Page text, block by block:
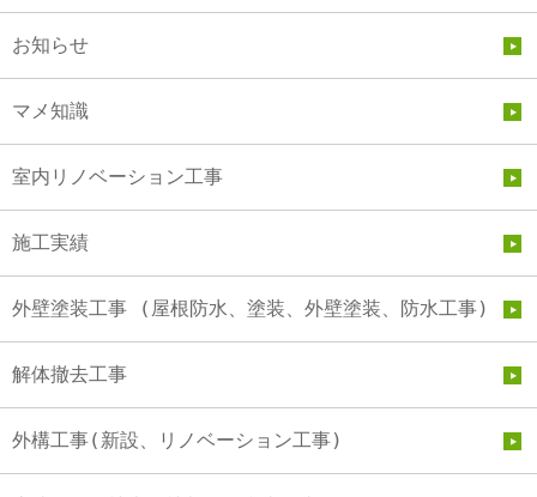
お知らせ
マメ知識
室内リノベーション工事
施工実績
外壁塗装工事 (屋根防水、塗装、外壁塗装、防水工事)
解体撤去工事
外構工事(新設、リノベーション工事)